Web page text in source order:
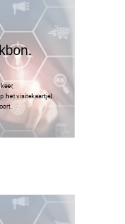
het visitekaartje).